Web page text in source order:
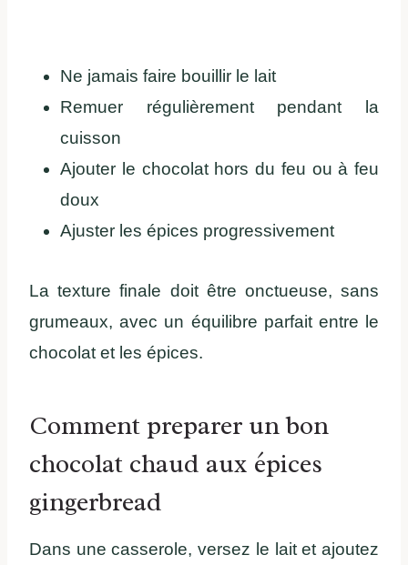
Ne jamais faire bouillir le lait
Remuer régulièrement pendant la
cuisson
Ajouter le chocolat hors du feu ou à feu
doux
Ajuster les épices progressivement
La texture finale doit être onctueuse, sans
grumeaux, avec un équilibre parfait entre le
chocolat et les épices.
Comment preparer un bon
chocolat chaud aux épices
gingerbread
Dans une casserole, versez le lait et ajoutez